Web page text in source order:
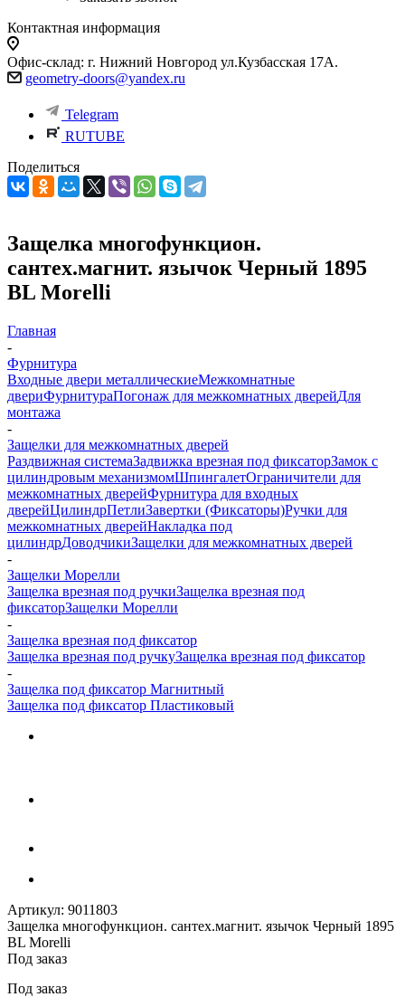
Контактная информация
Офис-склад: г. Нижний Новгород ул.Кузбасская 17А.
geometry-doors@yandex.ru
Telegram
RUTUBE
Поделиться
Защелка многофункцион.
сантех.магнит. язычок Черный 1895
BL Morelli
Главная
-
Фурнитура
Входные двери металлическиеМежкомнатные
двериФурнитураПогонаж для межкомнатных дверейДля
монтажа
-
Защелки для межкомнатных дверей
Раздвижная системаЗадвижка врезная под фиксаторЗамок с
цилиндровым механизмомШпингалетОграничители для
межкомнатных дверейФурнитура для входных
дверейЦилиндрПетлиЗавертки (Фиксаторы)Ручки для
межкомнатных дверейНакладка под
цилиндрДоводчикиЗащелки для межкомнатных дверей
-
Защелки Морелли
Защелка врезная под ручкиЗащелка врезная под
фиксаторЗащелки Морелли
-
Защелка врезная под фиксатор
Защелка врезная под ручкуЗащелка врезная под фиксатор
-
Защелка под фиксатор Магнитный
Защелка под фиксатор Пластиковый
Артикул: 9011803
Защелка многофункцион. сантех.магнит. язычок Черный 1895
BL Morelli
Под заказ
Под заказ